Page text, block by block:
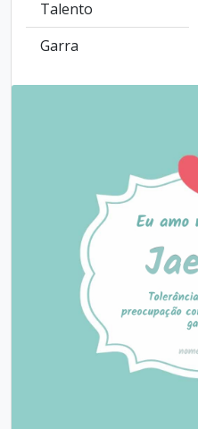
Talento
Garra